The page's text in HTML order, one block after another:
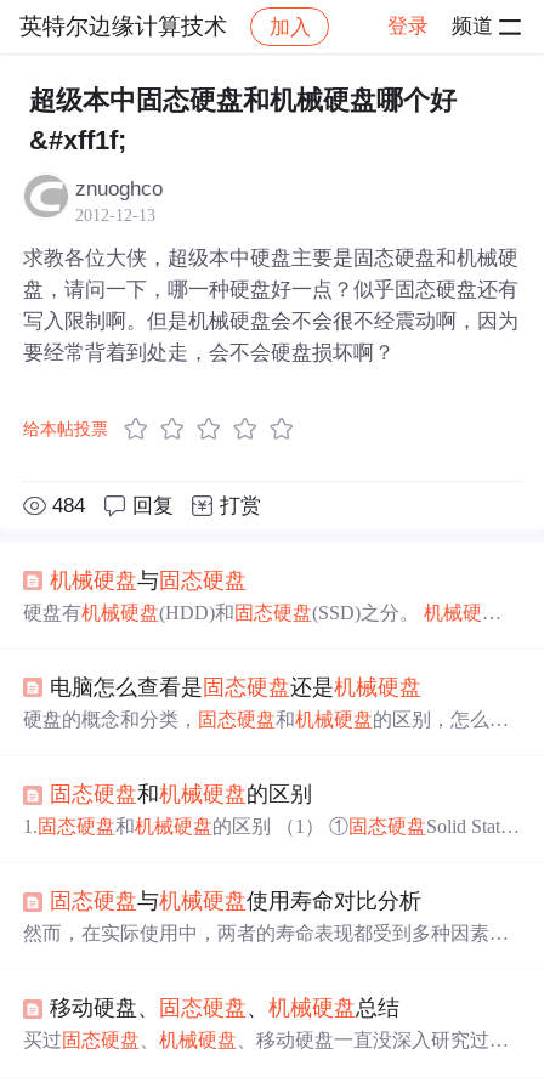
英特尔边缘计算技术 加入 登录 频道
社区 英特尔边缘计算技术 帖子详情
超级本中固态硬盘和机械硬盘哪个好
&#xff1f;
znuoghco
2012-12-13
求教各位大侠，超级本中硬盘主要是固态硬盘和机械硬
盘，请问一下，哪一种硬盘好一点？似乎固态硬盘还有
写入限制啊。但是机械硬盘会不会很不经震动啊，因为
要经常背着到处走，会不会硬盘损坏啊？
给本帖投票
484 回复 打赏
机械硬盘与固态硬盘
硬盘有机械硬盘(HDD)和固态硬盘(SSD)之分。机械硬盘
等几个部分组成。机械硬盘中所有的盘片都装在一个旋转
轴上，每张盘片之间是平行的，在每个盘片的存储面上有
个磁头的运动。磁头可沿盘片的半径方向运动，加上盘片
每分钟几千转的高速旋转，磁头就可以定位在盘片的指定
位置上进行数据的读写操作。硬盘作为精密设备，尘埃
电脑怎么查看是固态硬盘还是机械硬盘
硬盘的概念和分类， 固态硬盘和机械硬盘的区别，怎么看
固态硬盘和机械硬盘的区别
1.固态硬盘和机械硬盘 的区别 （1） ①固态硬盘Solid State
据
固态硬盘的介质分为两种，一种是采用闪存（flash mem
ory）作为介质，另外一种是采用DRAM作为存储介质，目
固态硬盘与机械硬盘使用寿命对比分析
然而，在实际使用中，两者的寿命表现都受到多种因素的
而，现代固态硬盘 通过先进的算法和技术，如TRIM指令、
磨损均衡等，有效延长了硬盘的寿命。此外， 固态硬盘
移动硬盘、 固态硬盘、机械硬盘总结
买过 固态硬盘、机械硬盘、移动硬盘一直没深入研究过，